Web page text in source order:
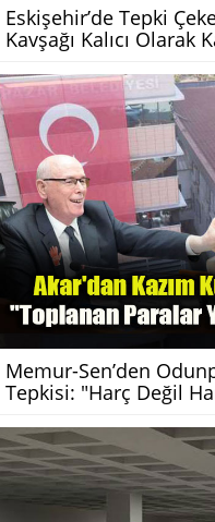
Eskişehir’de Tepki
Kavşağı Kalıcı Olarak
Memur-Sen’den
Tepkisi: "Harç Değil